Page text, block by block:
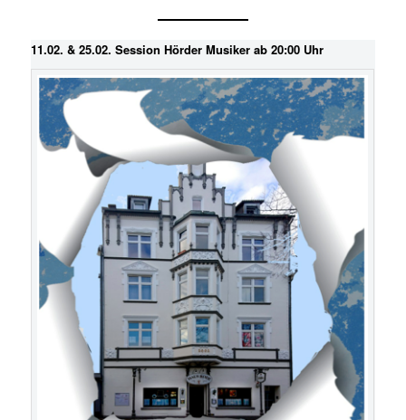
11.02. & 25.02. Session Hörder Musiker ab 20:00 Uhr